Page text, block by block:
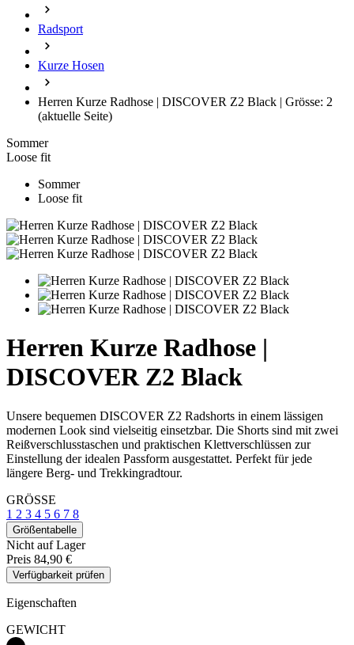
Radsport
Kurze Hosen
Herren Kurze Radhose | DISCOVER Z2 Black | Grösse: 2
(aktuelle Seite)
Sommer
Loose fit
Sommer
Loose fit
Herren Kurze Radhose |
DISCOVER Z2 Black
Unsere bequemen DISCOVER Z2 Radshorts in einem lässigen
modernen Look sind vielseitig einsetzbar. Die Shorts sind mit zwei
Reißverschlusstaschen und praktischen Klettverschlüssen zur
Einstellung der idealen Passform ausgestattet. Perfekt für jede
längere Berg- und Trekkingradtour.
GRÖSSE
1 2 3 4 5 6 7 8
Größentabelle
Nicht auf Lager
Preis 84,90 €
Verfügbarkeit prüfen
Eigenschaften
GEWICHT